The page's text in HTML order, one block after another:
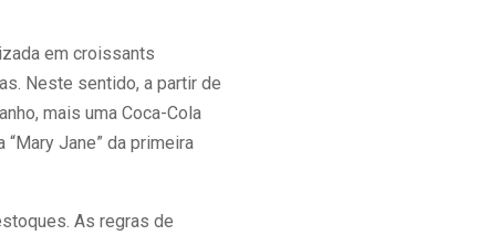
em croissants
Neste sentido, a partir de
mais uma Coca-Cola
“Mary Jane” da primeira
As regras de